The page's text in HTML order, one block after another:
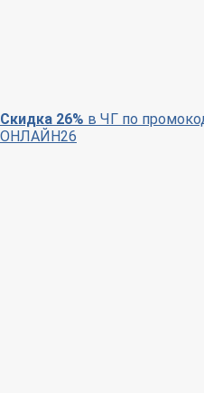
Скидка 26% в ЧГ по
ОНЛАЙН26